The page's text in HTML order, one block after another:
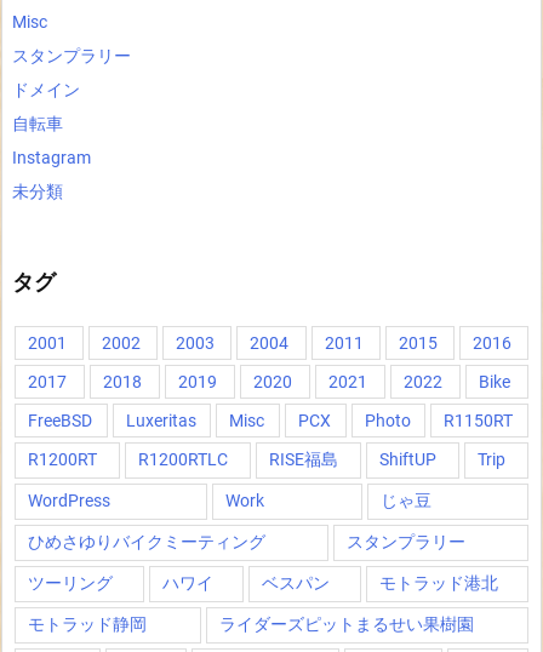
Misc
スタンプラリー
ドメイン
自転車
Instagram
未分類
タグ
2001 2002 2003 2004 2011 2015
2016
2017
2018 2019 2020 2021 2022
Bike
FreeBSD
Luxeritas Misc PCX Photo
R1150RT
R1200RT
R1200RTLC RISE福島 ShiftUP Trip
WordPress Work じゃ豆
ひめさゆりバイクミーティング スタンプラリー
ツーリング ハワイ ベスパン モトラッド港北
モトラッド静岡 ライダーズピットまるせい果樹園